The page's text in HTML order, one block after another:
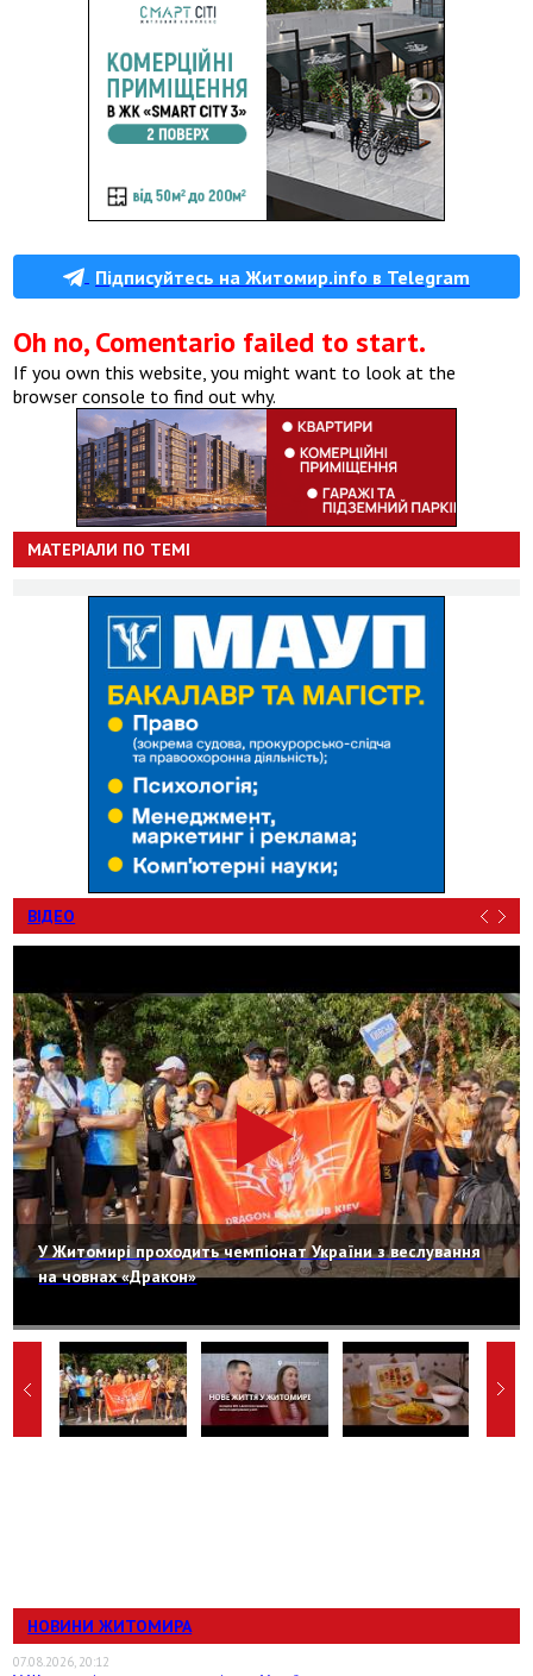
Підписуйтесь на Житомир.info в Telegram
Oh no, Comentario failed to start.
If you own this website, you might want to look at the
browser console to find out why.
МАТЕРІАЛИ ПО ТЕМІ
ВІДЕО
У Житомирі проходить чемпіонат України з веслування
на човнах «Дракон»
НОВИНИ ЖИТОМИРА
07.08.2026, 20:12